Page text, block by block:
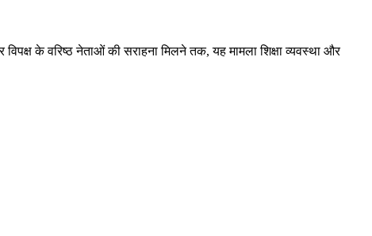
के वरिष्ठ नेताओं की सराहना मिलने तक, यह मामला शिक्षा व्यवस्था और